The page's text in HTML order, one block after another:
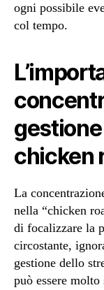
ogni possibile
col tempo.
chicken
La
nella “chicken
di focalizzare la
circostante,
gestione dello
può essere